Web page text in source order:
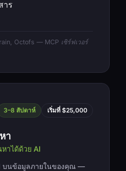
าร
Octofs — MCP เซิร์ฟเวอร์
3–8 สัปดาห์ เริ่มที่ $25,000
า
าได้ด้วย AI
บนข้อมูลภายในของคุณ —